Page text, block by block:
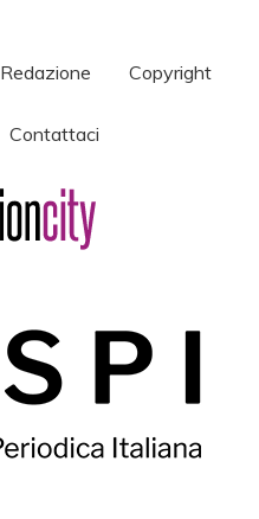
Redazione Copyright
Contattaci